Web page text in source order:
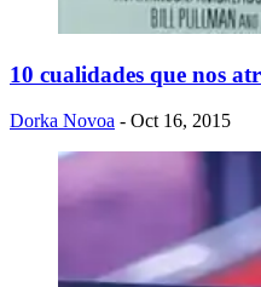
10 cualidades que nos
Dorka Novoa - Oct 16, 2015